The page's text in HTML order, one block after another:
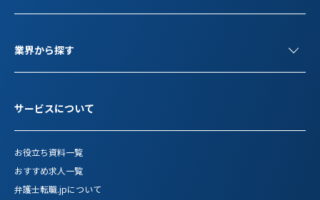
業界から探す
サービスについて
お役立ち資料一覧
おすすめ求人一覧
弁護士転職.jpについて